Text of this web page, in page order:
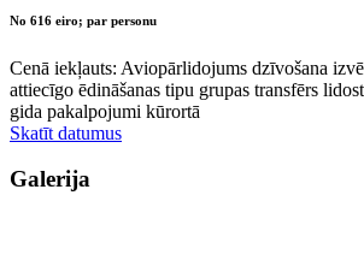
No 616 eiro; par personu
Cenā iekļauts: Aviopārlidojums dzīvošana
attiecīgo ēdināšanas tipu grupas transfērs
gida pakalpojumi kūrortā
Skatīt datumus
Galerija